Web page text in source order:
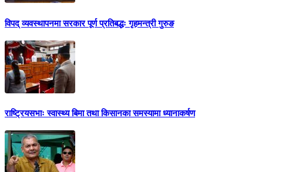
विपद् व्यवस्थापनमा सरकार पूर्ण प्रतिबद्धः गृहमन्त्री गुरुङ
राष्ट्रियसभाः स्वास्थ्य बिमा तथा किसानका समस्यामा ध्यानाकर्षण